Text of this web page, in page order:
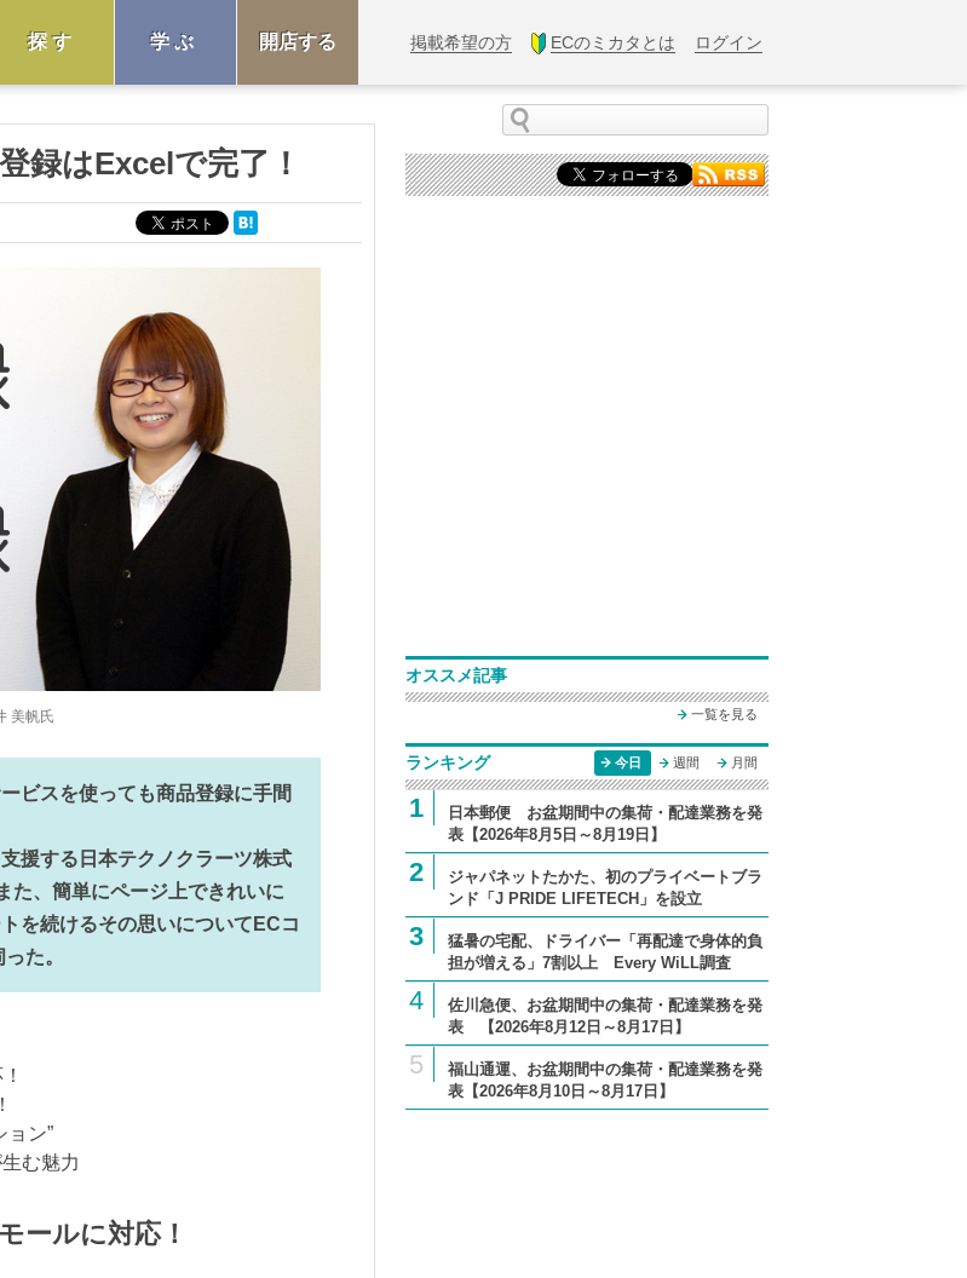
探す 学ぶ 開店する 掲載希望の方 ECのミカタとは ログイン
録はExcelで完了！
美帆氏
ビスを使っても商品登録に手間
援する日本テクノクラーツ株式
た、簡単にページ上できれいに
を続けるその思いについてECコ
た。
ョン”
む魅力
ールに対応！
オススメ記事
一覧を見る
ランキング 今日 週間 月間
1
日本郵便 お盆期間中の集荷・配達業務を発
表【2026年8月5日～8月19日】
2
ジャパネットたかた、初のプライベートブラ
ンド「J PRIDE LIFETECH」を設立
3
猛暑の宅配、ドライバー「再配達で身体的負
担が増える」7割以上 Every WiLL調査
4
佐川急便、お盆期間中の集荷・配達業務を発
表 【2026年8月12日～8月17日】
5
福山通運、お盆期間中の集荷・配達業務を発
表【2026年8月10日～8月17日】